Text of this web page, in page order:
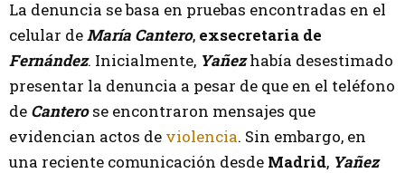
La denuncia se basa en pruebas encontradas en el
celular deMaría Cantero, exsecretaria de
Fernández. Inicialmente, Yañezhabía desestimado
presentar la denuncia a pesar de que en el teléfono
de Canterose encontraron mensajes que
evidencian actos de violencia. Sin embargo, en
una reciente comunicación desde Madrid, Yañez